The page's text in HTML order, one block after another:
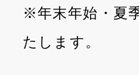
※年末年始・夏
たします。